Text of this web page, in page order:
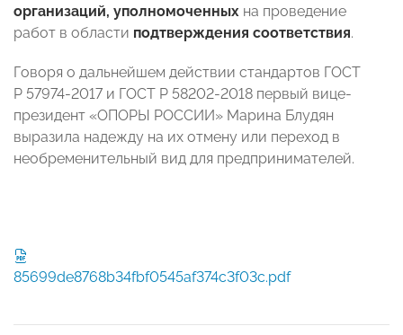
организаций, уполномоченных на проведение
работ в области подтверждения соответствия.
Говоря о дальнейшем действии стандартов ГОСТ
Р 57974-2017 и ГОСТ Р 58202-2018 первый вице-
президент «ОПОРЫ РОССИИ» Марина Блудян
выразила надежду на их отмену или переход в
необременительный вид для предпринимателей.
85699de8768b34fbf0545af374c3f03c.pdf